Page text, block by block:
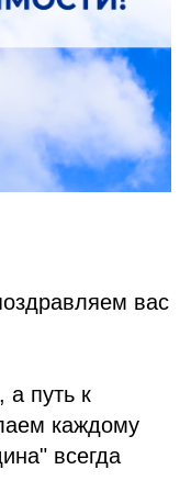
вас
а путь к
каждому
всегда